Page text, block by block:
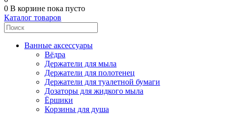
0 В корзине пока пусто
Каталог товаров
Ванные аксессуары
Вёдра
Держатели для мыла
Держатели для полотенец
Держатели для туалетной бумаги
Дозаторы для жидкого мыла
Ёршики
Корзины для душа